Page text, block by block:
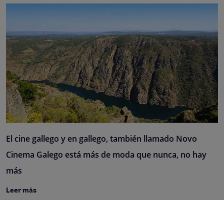
El cine gallego y en gallego, también llamado Novo
Cinema Galego está más de moda que nunca, no hay
más
Leer más